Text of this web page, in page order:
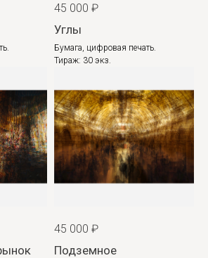
45 000 ₽
Углы
Бумага, цифровая печать.
Тираж: 30 экз.
45 000 ₽
Подземное